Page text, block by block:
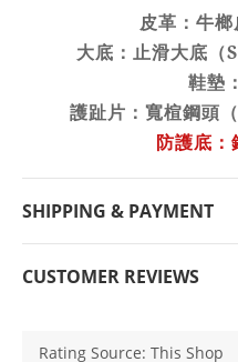
皮革：牛榔
大底：止滑大底（
鞋墊：
護趾片：寬楦鋼頭
防護底
SHIPPING & PAYMENT
CUSTOMER REVIEWS